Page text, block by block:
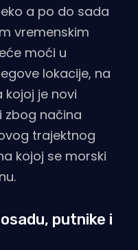
a po do sada
vremenskim
moći u
lokacije, na
kojoj je novi
zbog načina
trajektnog
kojoj se morski
putnike i